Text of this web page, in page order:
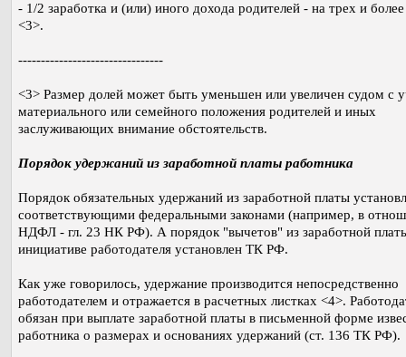
- 1/2 заработка и (или) иного дохода родителей - на трех и
<3>.
--------------------------------
<3> Размер долей может быть уменьшен или увеличен судом с
материального или семейного положения родителей и иных
заслуживающих внимание обстоятельств.
Порядок удержаний из заработной платы работника
Порядок обязательных удержаний из заработной платы
соответствующими федеральными законами (например, в
НДФЛ - гл. 23 НК РФ). А порядок "вычетов" из заработной
инициативе работодателя установлен ТК РФ.
Как уже говорилось, удержание производится непосредственно
работодателем и отражается в расчетных листках <4>.
обязан при выплате заработной платы в письменной форме
работника о размерах и основаниях удержаний (ст. 136 ТК РФ).